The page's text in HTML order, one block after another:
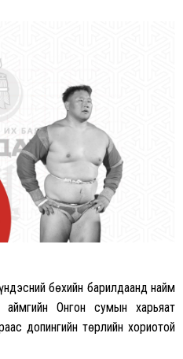
бөхийн барилдаанд найм
аймгийн Онгон сумын харьяат
допингийн төрлийн хориотой